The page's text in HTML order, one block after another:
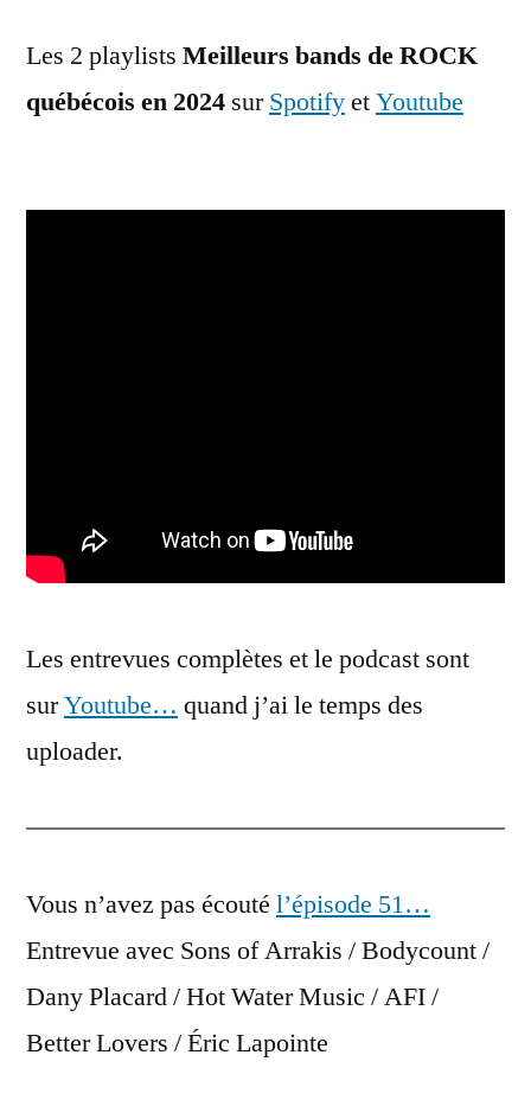
Les 2 playlists Meilleurs bands de ROCK
québécois en 2024 surSpotifyetYoutube
Les entrevues complètes et le podcast sont
surYoutube… quand j’ai le temps des
uploader.
Vous n’avez pas écouté l’épisode 51…
Entrevue avec Sons of Arrakis / Bodycount /
Dany Placard / Hot Water Music / AFI /
Better Lovers / Éric Lapointe